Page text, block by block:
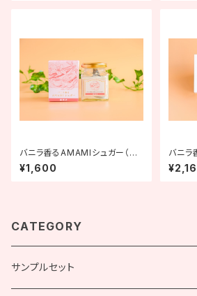
バニラ香るAMAMIシュガー（細
挽き）
¥1,600
バニラ
CATEGORY
サンプルセット